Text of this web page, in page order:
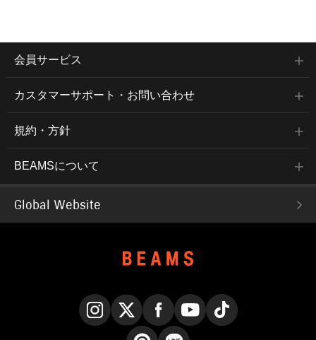
会員サービス
カスタマーサポート・お問い合わせ
規約・方針
BEAMSについて
Global Website